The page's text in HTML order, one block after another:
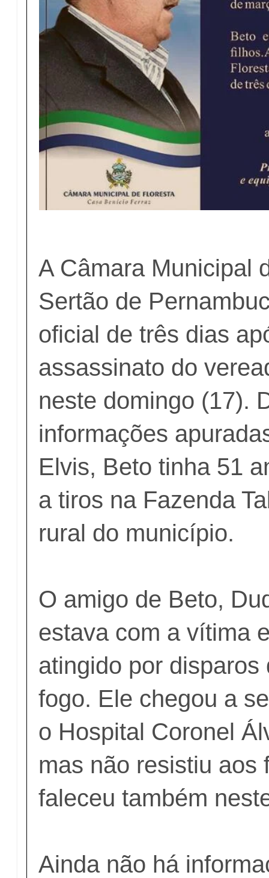
A Câmara Municipal
Sertão de
oficial de três dias
assassinato do
neste domingo (17).
informações
Elvis, Beto tinha 51
a tiros na Fazenda
rural do município.
O amigo de Beto,
estava com a vítima
atingido por disparos
fogo. Ele chegou a
o Hospital Coronel
mas não resistiu aos
faleceu também
Ainda não há